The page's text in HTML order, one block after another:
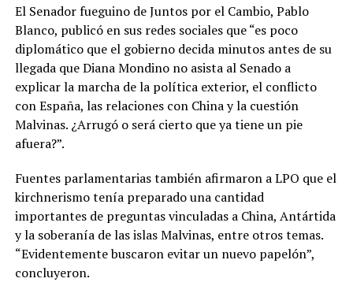
El Senador fueguino de Juntos por el Cambio, Pablo
Blanco, publicó en sus redes sociales que “es poco
diplomático que el gobierno decida minutos antes de su
llegada que Diana Mondino no asista al Senado a
explicar la marcha de la política exterior, el conflicto
con España, las relaciones con China y la cuestión
Malvinas. ¿Arrugó o será cierto que ya tiene un pie
afuera?”.
Fuentes parlamentarias también afirmaron a LPO que el
kirchnerismo tenía preparado una cantidad
importantes de preguntas vinculadas a China, Antártida
y la soberanía de las islas Malvinas, entre otros temas.
“Evidentemente buscaron evitar un nuevo papelón”,
concluyeron.